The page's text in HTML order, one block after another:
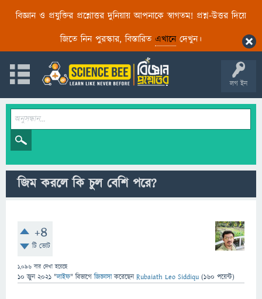
বিজ্ঞান ও প্রযুক্তির প্রশ্নোত্তর দুনিয়ায় আপনাকে স্বাগতম! প্রশ্ন-উত্তর দিয়ে
জিতে নিন পুরস্কার, বিস্তারিত এখানেদেখুন।
লগ ইন
জিম করলে কি চুল বেশি পরে?
+4
টি ভোট
1,096 বার দেখা হয়েছে
10 জুন 2021 "লাইফ" বিভাগে জিজ্ঞাসাকরেছেনRubaiath Leo Siddiqu (160 পয়েন্ট)